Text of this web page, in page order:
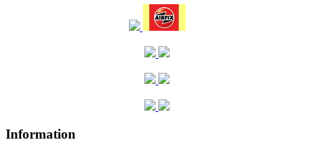
Information